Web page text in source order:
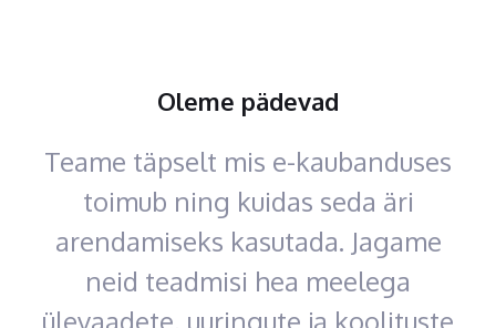
Oleme pädevad
Teame täpselt mis e-kaubanduses
toimub ning kuidas seda äri
arendamiseks kasutada. Jagame
neid teadmisi hea meelega
ülevaadete, uuringute ja koolituste